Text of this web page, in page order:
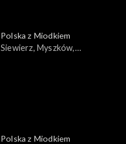
Polska z Miodkiem
Siewierz, Myszków,
Polska z Miodkiem